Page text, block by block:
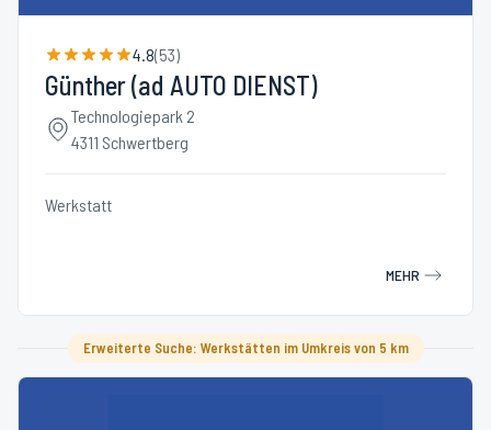
4.8(53)
Günther (ad AUTO DIENST)
Technologiepark 2
4311 Schwertberg
Werkstatt
MEHR
Erweiterte Suche: Werkstätten im Umkreis von 5 km